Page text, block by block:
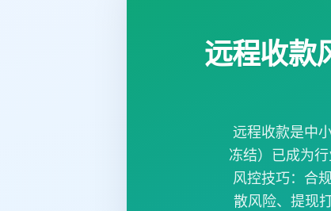
远程收款
远程收款是中
冻结）已成为
风控技巧：合
散风险、提现